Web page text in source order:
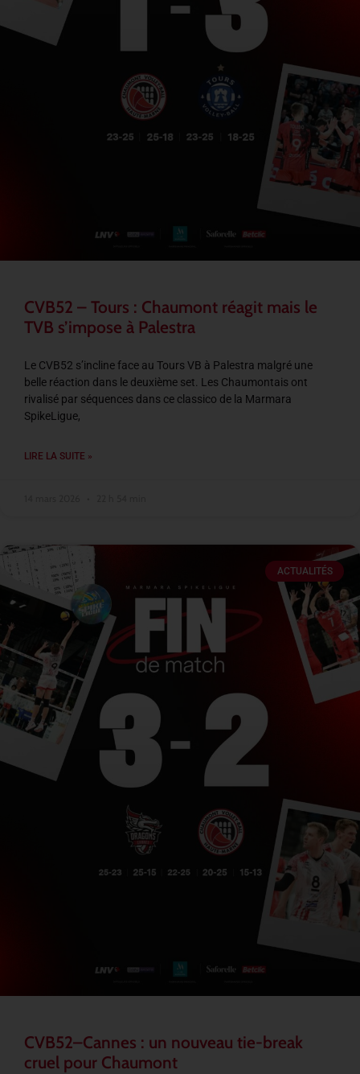
CVB52 – Tours : Chaumont réagit mais le
TVB s’impose à Palestra
Le CVB52 s’incline face au Tours VB à Palestra malgré une
belle réaction dans le deuxième set. Les Chaumontais ont
rivalisé par séquences dans ce classico de la Marmara
SpikeLigue,
LIRE LA SUITE »
ACTUALITÉS
CVB52–Cannes : un nouveau tie-break
cruel pour Chaumont